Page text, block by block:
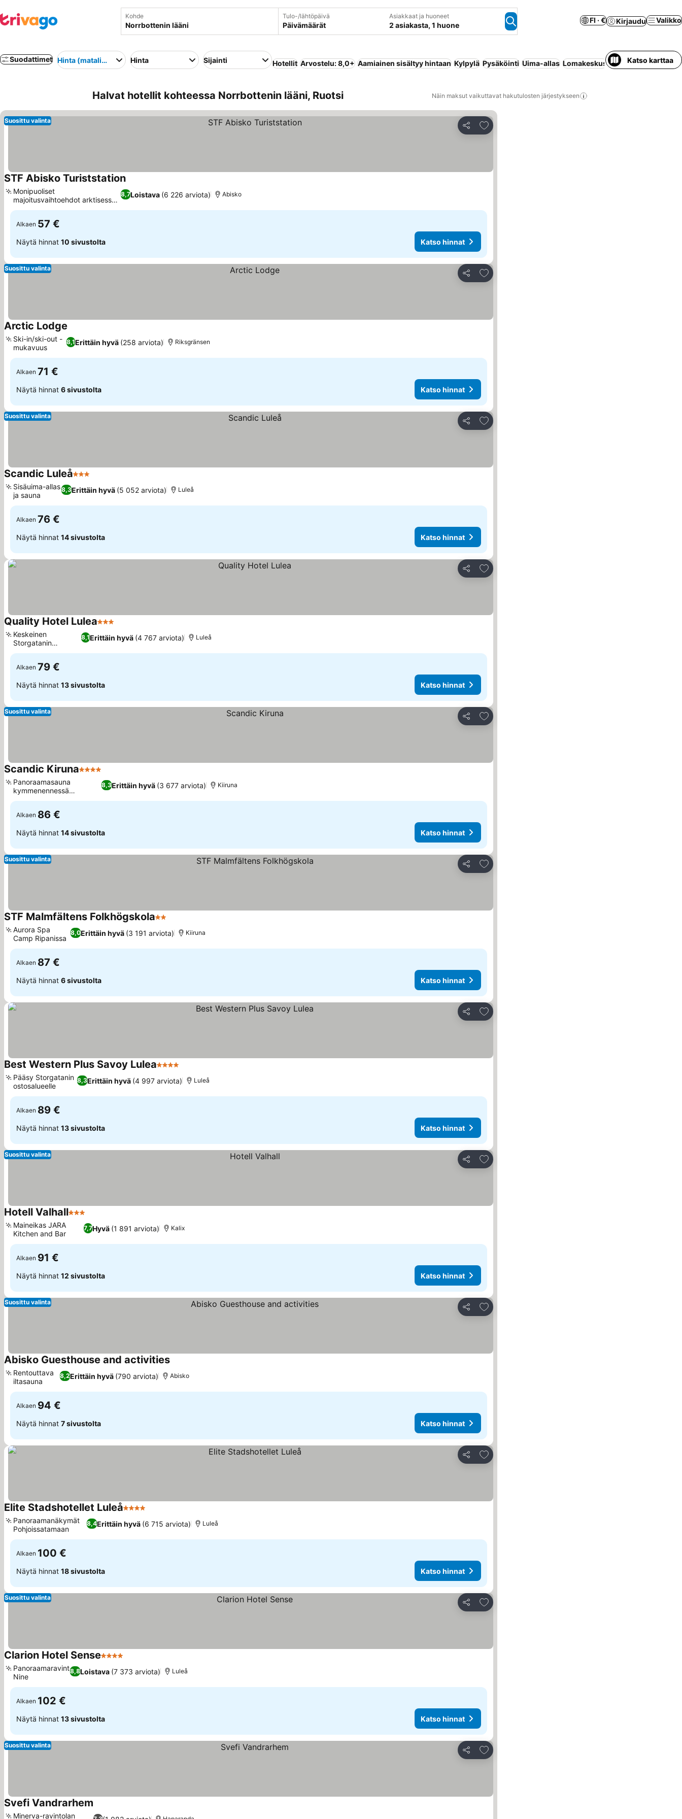
Kohde Tulo-/lähtöpäivä
Päivämäärät
Asiakkaat ja huoneet
2 asiakasta, 1 huone
FI · € Kirjaudu Valikko
Suodattimet Hinta (matalimmasta korkeimpaan)
Hinta Sijainti Hotellit Arvostelu: 8,0+ Aamiainen sisältyy hintaan Kylpylä Pysäköinti Uima-allas Lomakeskus Ranta Koko talo/
Katso karttaa
Halvat hotellit kohteessa Norrbottenin lääni, Ruotsi Näin maksut vaikuttavat hakutulosten järjestykseen
Jaa
Lisää suosikkeihin
Suosittu valinta
STF Abisko Turiststation
8,7Loistava (6 226 arviota)
Monipuoliset
majoitusvaihtoehdot arktisessa
ympäristössä
Abisko
Alkaen 57 €
Näytä hinnat 10 sivustolta Katso hinnat
Jaa
Lisää suosikkeihin
Suosittu valinta
Arctic Lodge
8,1Erittäin hyvä (258 arviota)
Ski-in/ski-out -
mukavuus
Riksgränsen
Alkaen 71 €
Näytä hinnat 6 sivustolta Katso hinnat
Jaa
Lisää suosikkeihin
Suosittu valinta
Scandic Luleå3 Tähtiluokitus
8,3Erittäin hyvä (5 052 arviota)
Sisäuima-allas
ja sauna
Luleå
Alkaen 76 €
Näytä hinnat 14 sivustolta Katso hinnat
Jaa
Lisää suosikkeihin
Quality Hotel Lulea3 Tähtiluokitus
8,1Erittäin hyvä (4 767 arviota)
Keskeinen
Storgatanin
kävelykatu
Luleå
Alkaen 79 €
Näytä hinnat 13 sivustolta Katso hinnat
Jaa
Lisää suosikkeihin
Suosittu valinta
Scandic Kiruna4 Tähtiluokitus
8,3Erittäin hyvä (3 677 arviota)
Panoraamasauna
kymmenennessä
kerroksessa
Kiiruna
Alkaen 86 €
Näytä hinnat 14 sivustolta Katso hinnat
Jaa
Lisää suosikkeihin
Suosittu valinta
STF Malmfältens Folkhögskola2 Tähtiluokitus
8,0Erittäin hyvä (3 191 arviota)
Aurora Spa
Camp Ripanissa
Kiiruna
Alkaen 87 €
Näytä hinnat 6 sivustolta Katso hinnat
Jaa
Lisää suosikkeihin
Best Western Plus Savoy Lulea4 Tähtiluokitus
8,3Erittäin hyvä (4 997 arviota)
Pääsy Storgatanin
ostosalueelle
Luleå
Alkaen 89 €
Näytä hinnat 13 sivustolta Katso hinnat
Jaa
Lisää suosikkeihin
Suosittu valinta
Hotell Valhall3 Tähtiluokitus
7,7Hyvä (1 891 arviota)
Maineikas JARA
Kitchen and Bar
Kalix
Alkaen 91 €
Näytä hinnat 12 sivustolta Katso hinnat
Jaa
Lisää suosikkeihin
Suosittu valinta
Abisko Guesthouse and activities
8,2Erittäin hyvä (790 arviota)
Rentouttava
iltasauna
Abisko
Alkaen 94 €
Näytä hinnat 7 sivustolta Katso hinnat
Jaa
Lisää suosikkeihin
Elite Stadshotellet Luleå4 Tähtiluokitus
8,4Erittäin hyvä (6 715 arviota)
Panoraamanäkymät
Pohjoissatamaan
Luleå
Alkaen 100 €
Näytä hinnat 18 sivustolta Katso hinnat
Jaa
Lisää suosikkeihin
Suosittu valinta
Clarion Hotel Sense4 Tähtiluokitus
8,8Loistava (7 373 arviota)
Panoraamaravintola
Nine
Luleå
Alkaen 102 €
Näytä hinnat 13 sivustolta Katso hinnat
Jaa
Lisää suosikkeihin
Suosittu valinta
Svefi Vandrarhem
Minerva-ravintolan